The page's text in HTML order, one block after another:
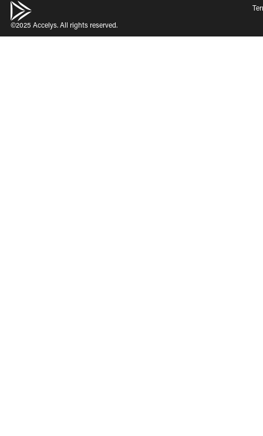
©2025 Accelys. All rights reserved.